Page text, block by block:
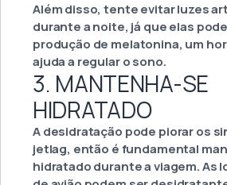
Além disso, tente evitar luzes
durante a noite, já que elas
produção de melatonina, um
ajuda a regular o sono.
3. MANTENHA-SE
HIDRATADO
A desidratação pode piorar os
jetlag, então é fundamental
hidratado durante a viagem. As